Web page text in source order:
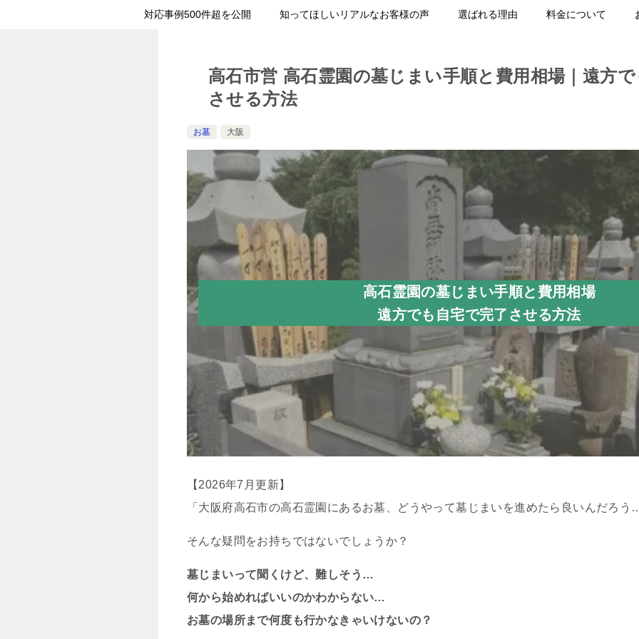
対応事例500件超を公開 知ってほしいリアルなお客様の声 選ばれる理由 料金について
高石市営 高石霊園の墓じまい手順と費用相場｜遠方
させる方法
お墓 大阪
高石霊園の墓じまい手順と費用相場
遠方でも自宅で完了させる方法
【2026年7月更新】
「大阪府高石市の高石霊園にあるお墓、どうやって墓じまいを進めたら良いんだろう
そんな疑問をお持ちではないでしょうか？
墓じまいって聞くけど、難しそう…
何から始めればいいのかわからない…
お墓の場所まで何度も行かなきゃいけないの？